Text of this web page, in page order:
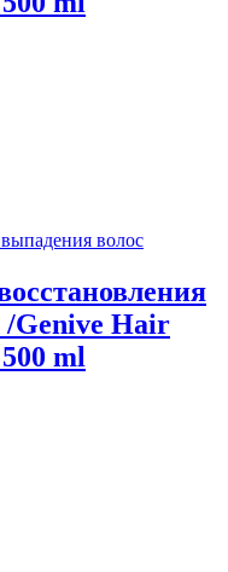
волос
/Genive Hair
ml